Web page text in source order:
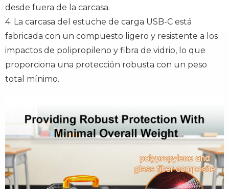
desde fuera de la carcasa.
4. La carcasa del estuche de carga USB-C está
fabricada con un compuesto ligero y resistente a los
impactos de polipropileno y fibra de vidrio, lo que
proporciona una protección robusta con un peso
total mínimo.